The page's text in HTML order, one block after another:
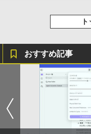
おすすめ記事